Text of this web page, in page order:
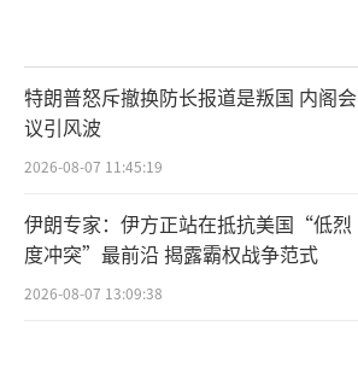
特朗普怒斥撤换防长报道是叛国 内阁会
议引风波
2026-08-07 11:45:19
伊朗专家：伊方正站在抵抗美国“低烈
度冲突”最前沿 揭露霸权战争范式
2026-08-07 13:09:38